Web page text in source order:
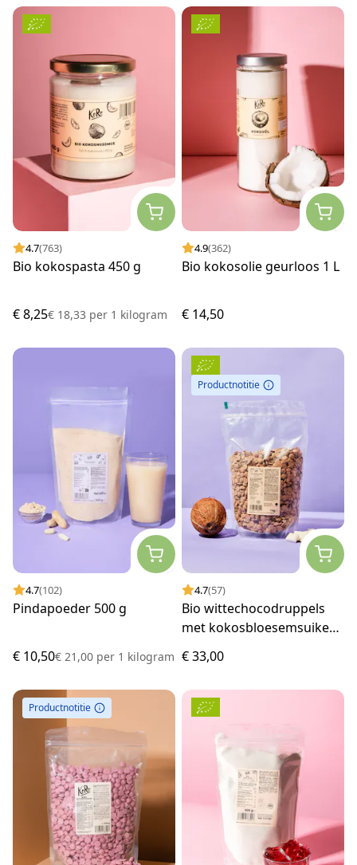
4.7(763)
Bio kokospasta 450 g
€ 8,25€ 18,33 per 1 kilogram
4.9(362)
Bio kokosolie geurloos 1 L
€ 14,50
4.7(102)
Pindapoeder 500 g
€ 10,50€ 21,00 per 1 kilogram
Productnotitie
4.7(57)
Bio wittechocodruppels
met kokosbloesemsuiker
€ 33,00
Productnotitie